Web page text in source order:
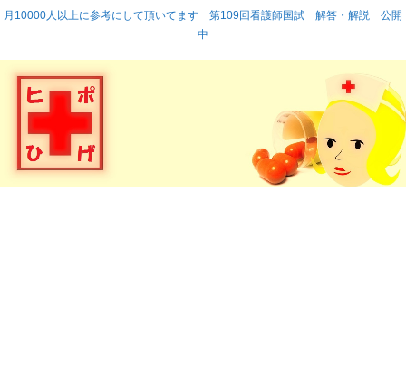
月10000人以上に参考にして頂いてます 第109回看護師国試 解答・解説 公開
中